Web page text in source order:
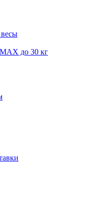
до 30 кг